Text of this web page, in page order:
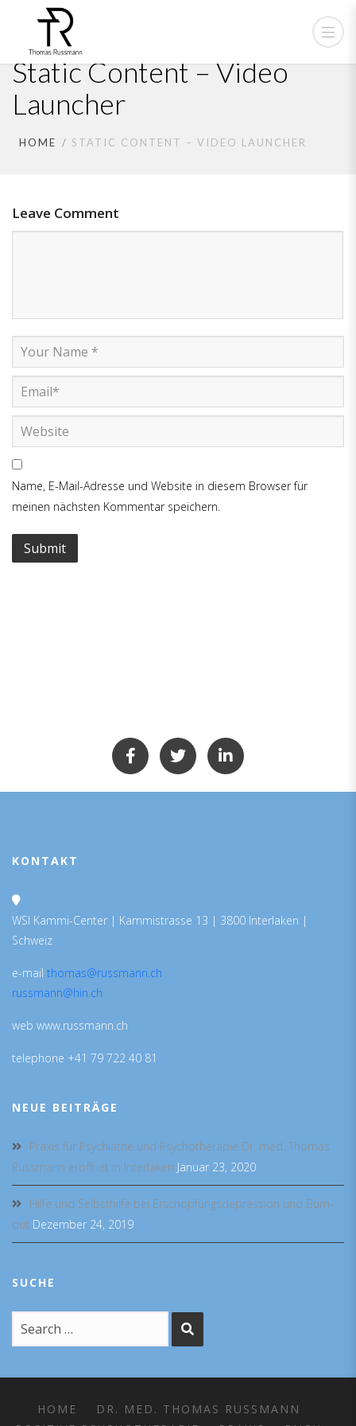
Static Content – Video
Launcher
HOME STATIC CONTENT – VIDEO LAUNCHER
Leave Comment
Name, E-Mail-Adresse und Website in diesem Browser für
meinen nächsten Kommentar speichern.
KONTAKT
WSI Kammi-Center | Kammistrasse 13 | 3800 Interlaken |
Schweiz
e-mail thomas@russmann.ch
russmann@hin.ch
web www.russmann.ch
telephone +41 79 722 40 81
NEUE BEITRÄGE
Praxis für Psychiatrie und Psychotherapie Dr. med. Thomas
Russmann eröffnet in Interlaken Januar 23, 2020
Hilfe und Selbsthilfe bei Erschöpfungsdepression und Burn-
out Dezember 24, 2019
SUCHE
HOME
DR. MED. THOMAS RUSSMANN